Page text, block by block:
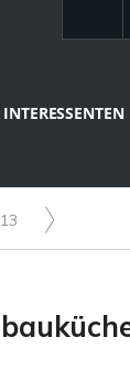
INTERESSENTEN
13